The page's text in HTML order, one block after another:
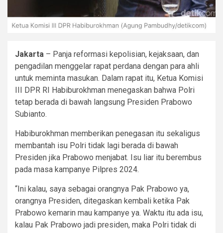
Jakarta – Panja reformasi kepolisian, kejaksaan, dan
pengadilan menggelar rapat perdana dengan para ahli
untuk meminta masukan. Dalam rapat itu, Ketua Komisi
III DPR RI Habiburokhman menegaskan bahwa Polri
tetap berada di bawah langsung Presiden Prabowo
Subianto.
Habiburokhman memberikan penegasan itu sekaligus
membantah isu Polri tidak lagi berada di bawah
Presiden jika Prabowo menjabat. Isu liar itu berembus
pada masa kampanye Pilpres 2024.
“Ini kalau, saya sebagai orangnya Pak Prabowo ya,
orangnya Presiden, ditegaskan kembali ketika Pak
Prabowo kemarin mau kampanye ya. Waktu itu ada isu,
kalau Pak Prabowo jadi presiden, maka Polri tidak di